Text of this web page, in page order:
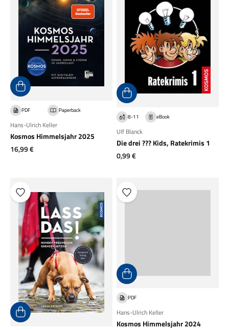
PDF Paperback
Hans-Ulrich Keller
Kosmos Himmelsjahr 2025
Angebot
16,99 €
8-11 eBook
Ulf Blanck
Die drei ??? Kids, Ratekrimis 1
Angebot
0,99 €
PDF
Hans-Ulrich Keller
Kosmos Himmelsjahr 2024